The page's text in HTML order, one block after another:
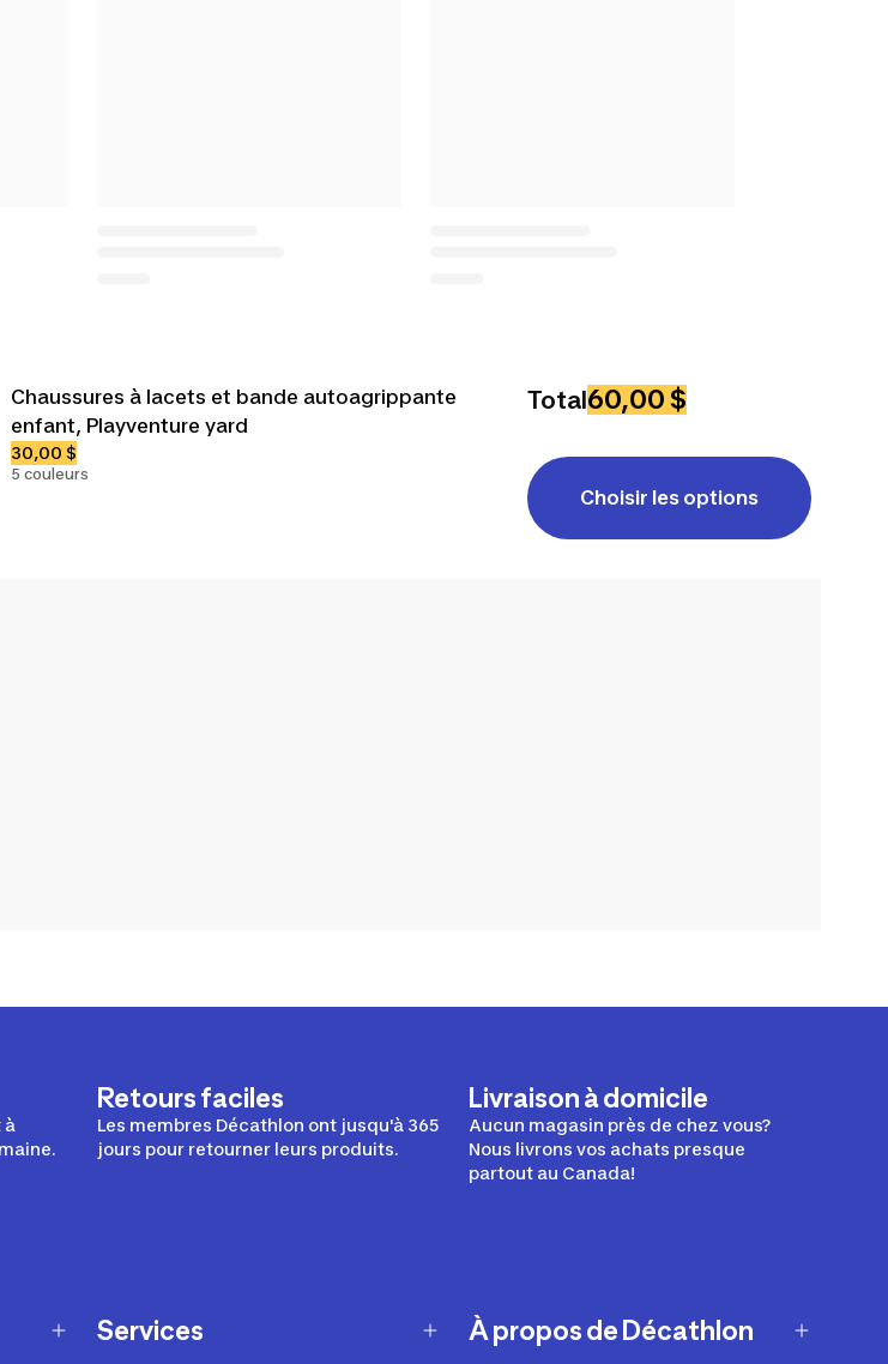
Chaussures à lacets et bande autoagrippante
enfant, Playventure yard
30,00 $
5 couleurs
Total60,00 $
Choisir les options
à
Retours faciles
Les membres Décathlon ont jusqu'à 365
jours pour retourner leurs produits.
Livraison à domicile
Aucun magasin près de chez vous?
Nous livrons vos achats presque
partout au Canada!
Services À propos de Décathlon